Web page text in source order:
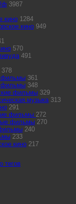
ф 3987
кино 1284
кино 949
570
491
378
фильмы 361
фильмы 348
фильмы 329
музыка 313
291
фильмы 272
фильмы 270
240
233
кино 217
тегов